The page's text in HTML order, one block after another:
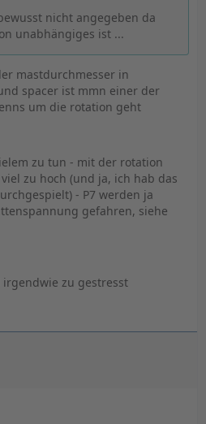
nicht angegeben da
unabhängiges ist ...
mastdurchmesser in
spacer ist mmn einer der
um die rotation geht
zu tun - mit der rotation
zu hoch (und ja, ich hab das
- P7 werden ja
gefahren, siehe
zu gestresst